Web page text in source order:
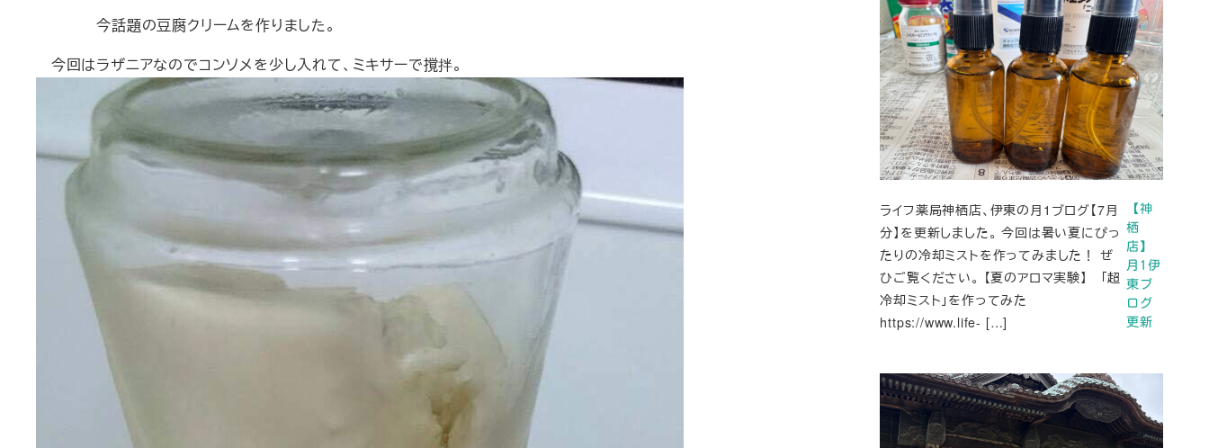
今話題の豆腐クリームを作りました。
今回はラザニアなのでコンソメを少し入れて、ミキサーで撹拌。
【神
栖
店】
月1伊
東ブ
ログ
更新
ライフ薬局神栖店、伊東の月1ブログ【7月
分】を更新しました。 今回は暑い夏にぴっ
たりの冷却ミストを作ってみました！ ぜ
ひご覧ください。 【夏のアロマ実験】 「超
冷却ミスト」を作ってみた
https://www.life- […]